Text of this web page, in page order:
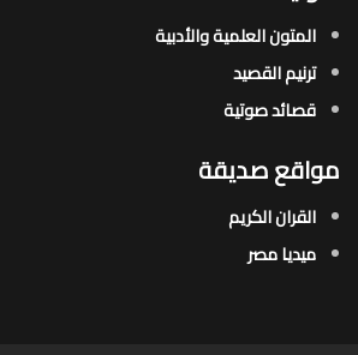
المتون العلمية والأدبية
ترنيم القصيد
قصائد صوتية
مواقع صديقة
القران الكريم
ميديا مصر